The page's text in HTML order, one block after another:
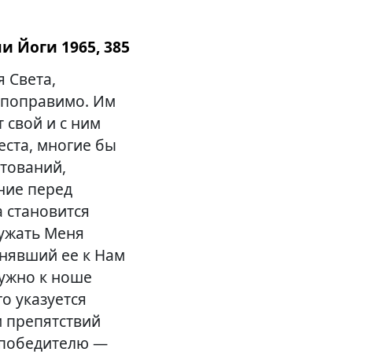
Йоги 1965, 385
Света,
Им
свой и с ним
многие бы
перед
Меня
ее к Нам
к ноше
указуется
—